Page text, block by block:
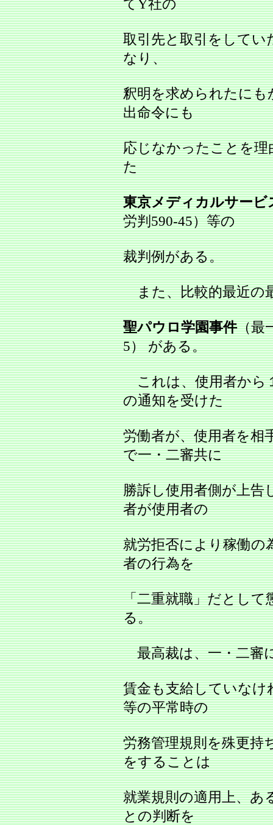
てY社の
取引先と取引をして
なり、
釈明を求められたにも
出命令にも
応じなかったことを理
た
東京メディカルサービ
労判590‐45）等の
裁判例がある。
また、比較的最近の
聖パウロ学園事件（最
5） がある。
これは、使用者から
の通知を受けた
労働者が、使用者を相
で一・二審共に
勝訴し使用者側が上告
者が使用者の
就労拒否により稼働の
者の行為を
「二重就職」だとして
る。
最高裁は、一・二審
賃金も支給していなけ
等の平常時の
労務管理規則を殊更持
をすることは
就業規則の適用上、あ
との判断を